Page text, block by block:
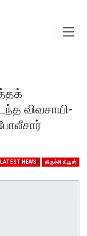
விவசாயி-
LATEST NEWS திருச்சி நியூஸ்